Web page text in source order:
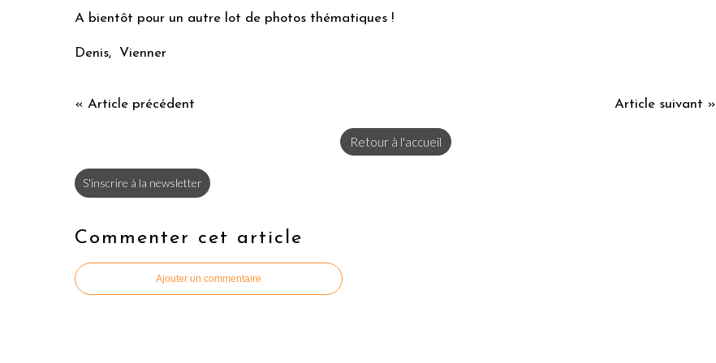
A bientôt pour un autre lot de photos thématiques !
Denis, Vienner
« Article précédent Article suivant »
Retour à l'accueil
S'inscrire à la newsletter
Commenter cet article
Ajouter un commentaire